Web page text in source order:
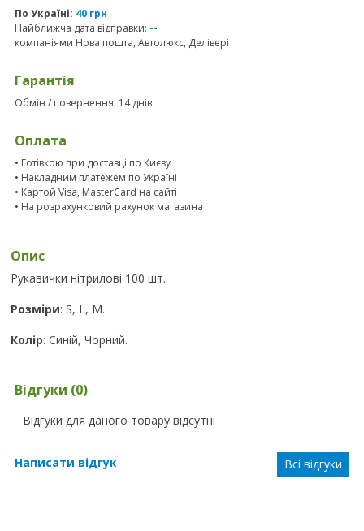
По Україні: 40 грн
Найближча дата відправки: --
компаніями Нова пошта, Автолюкс, Делівері
Гарантія
Обмін / повернення: 14 днів
Оплата
• Готівкою при доставці по Києву
• Накладним платежем по Україні
• Картой Visa, MasterCard на сайті
• На розрахунковий рахунок магазина
Опис
Рукавички нітрилові 100 шт.
Розміри: S, L, M.
Колір: Синій, Чорний.
Відгуки (0)
Відгуки для даного товару відсутні
Написати відгук Всі відгуки